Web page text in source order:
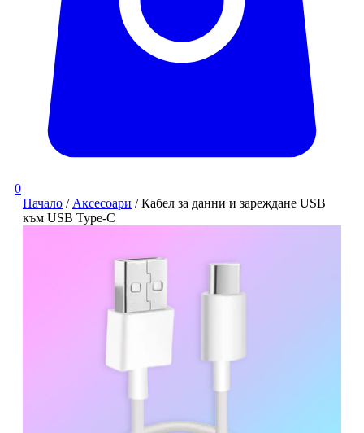
0
Начало / Аксесоари / Кабел за данни и зареждане USB
към USB Type-C